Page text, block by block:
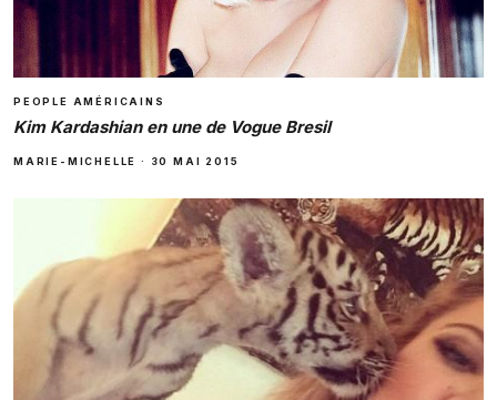
PEOPLE AMÉRICAINS
Kim Kardashian en une de Vogue Bresil
MARIE-MICHELLE · 30 MAI 2015